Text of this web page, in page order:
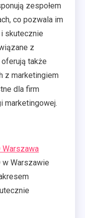
zespołem
co pozwala im
skutecznie
z
także
z marketingiem
dla firm
marketingowej.
Warszawa
w Warszawie